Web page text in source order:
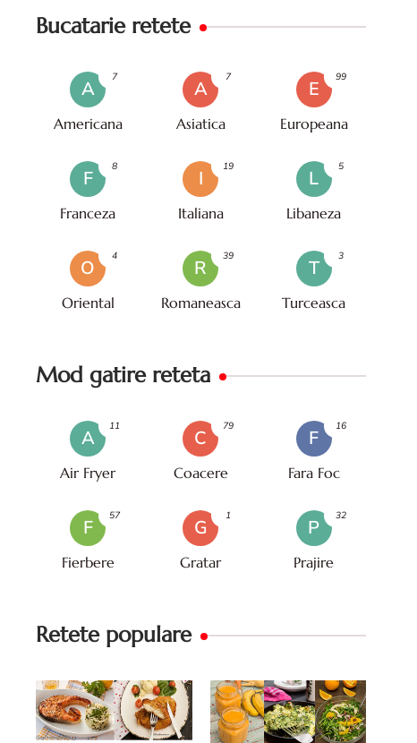
Bucatarie retete
A
Americana
7
A
Asiatica
7
E
Europeana
99
F
Franceza
8
I
Italiana
19
L
Libaneza
5
O
Oriental
4
R
Romaneasca
39
T
Turceasca
3
Mod gatire reteta
A
Air Fryer
11
C
Coacere
79
F
Fara Foc
16
F
Fierbere
57
G
Gratar
1
P
Prajire
32
Retete populare